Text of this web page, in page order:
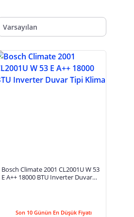
Varsayılan
Bosch Climate 2001 CL2001U W 53
E A++ 18000 BTU Inverter Duvar
Son 10 Günün En Düşük Fiyatı